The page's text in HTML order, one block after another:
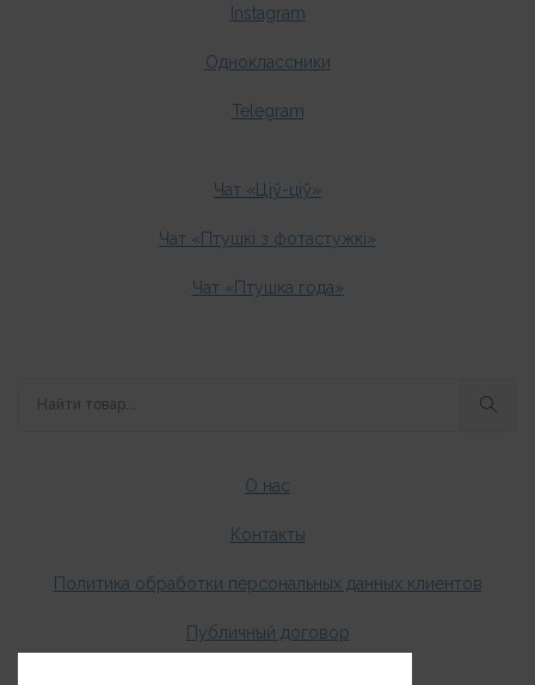
Instagram
Одноклассники
Telegram
Чат «Ціў-ціў»
Чат «Птушкі з фотастужкі»
Чат «Птушка года»
О нас
Контакты
Политика обработки персональных данных клиентов
Публичный договор